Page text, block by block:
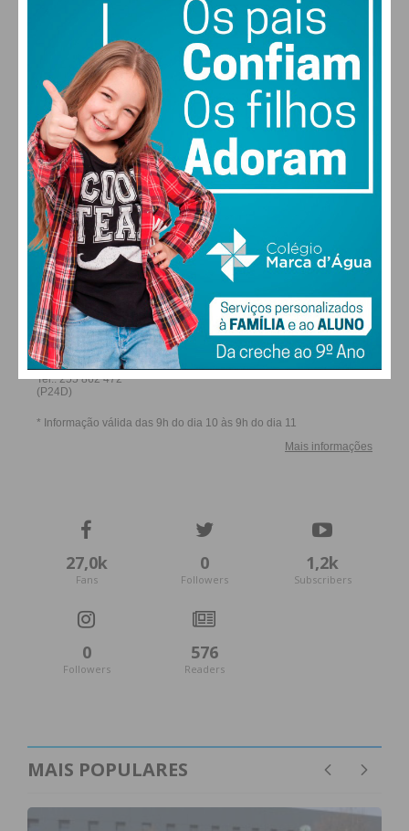
condições
SEG TER
31°
QUA
32
QUI
ALTERAR
FARMACIAS DE SERVIÇO EM PAÇOS DE
FERREIRA
27,0k
Fans
0
Followers
1,2k
Subscribers
0
Followers
576
Readers
MAIS POPULARES